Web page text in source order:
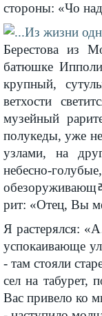
стороны: «Чо
Берестова из
батюшке
крупный,
ветхости
музейный
полукеды, уже
узлами, на
небесно-
обезоружива­ющ
рит: «Отец, Вы
Я растерялся:
успокаивающе
- там стояли
сел на табурет,
Вас привело ко